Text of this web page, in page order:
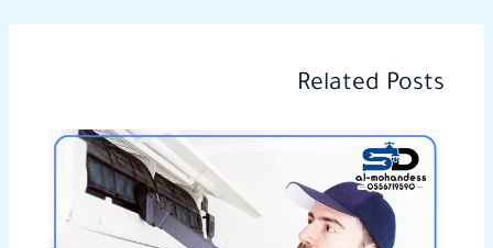
Related Posts